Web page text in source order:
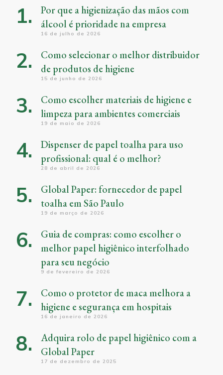
Por que a higienização das mãos com
álcool é prioridade na empresa
16 de julho de 2026
Como selecionar o melhor distribuidor
de produtos de higiene
15 de junho de 2026
Como escolher materiais de higiene e
limpeza para ambientes comerciais
19 de maio de 2026
Dispenser de papel toalha para uso
profissional: qual é o melhor?
28 de abril de 2026
Global Paper: fornecedor de papel
toalha em São Paulo
19 de março de 2026
Guia de compras: como escolher o
melhor papel higiênico interfolhado
para seu negócio
9 de fevereiro de 2026
Como o protetor de maca melhora a
higiene e segurança em hospitais
16 de janeiro de 2026
Adquira rolo de papel higiênico com a
Global Paper
17 de dezembro de 2025